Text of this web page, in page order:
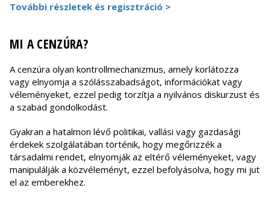
További részletek és regisztráció >
MI A CENZÚRA?
A cenzúra olyan kontrollmechanizmus, amely korlátozza
vagy elnyomja a szólásszabadságot, információkat vagy
véleményeket, ezzel pedig torzítja a nyilvános diskurzust és
a szabad gondolkodást.
Gyakran a hatalmon lévő politikai, vallási vagy gazdasági
érdekek szolgálatában történik, hogy megőrizzék a
társadalmi rendet, elnyomják az eltérő véleményeket, vagy
manipulálják a közvéleményt, ezzel befolyásolva, hogy mi jut
el az emberekhez.